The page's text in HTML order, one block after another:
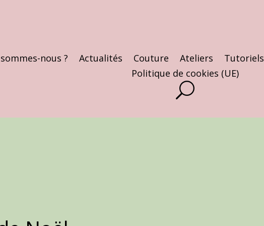
nous ? Actualités Couture Ateliers Tutoriels
Politique de cookies (UE)